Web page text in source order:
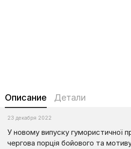
Описание Детали
23 декабря 2022
У новому випуску гумористичної
чергова порція бойового та